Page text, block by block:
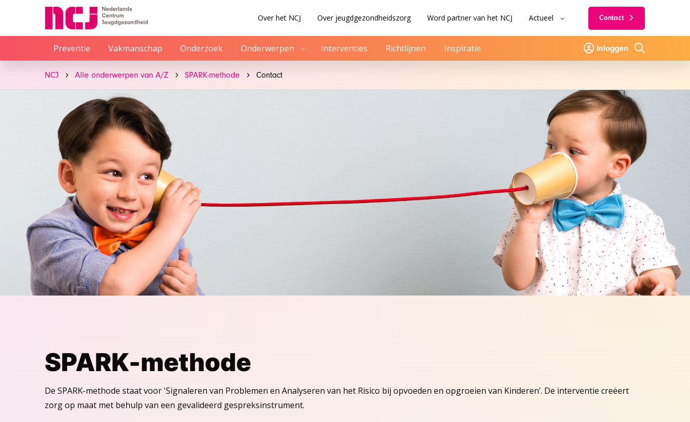
Over het NCJ Over jeugdgezondheidszorg Word partner van het NCJ Actueel Contact
Preventie Vakmanschap Onderzoek Onderwerpen Interventies Richtlijnen Inspiratie Inloggen
Zoeken
NCJ Alle onderwerpen van A/Z SPARK-methode Contact
SPARK-methode
De SPARK-methode staat voor 'Signaleren van Problemen en Analyseren van het Risico bij opvoeden en opgroeien van Kinderen’. De interventie creëert
zorg op maat met behulp van een gevalideerd gespreksinstrument.